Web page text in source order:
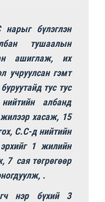
бүлэглэн
тушаалын
ашиглаж, их
учруулсан гэмт
тус тус
албанд
хасаж, 15
С.С-д нийтийн
1 жилийн
7 сая төгрөгөөр
.
нэр бүхий 3